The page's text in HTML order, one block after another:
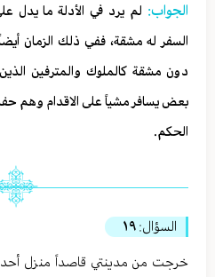
الجواب: لم يرد في الأدلة ما
السفر له مشقة، ففي ذلك الزمان
دون مشقة كالملوك والمترفين
بعض يسافر مشياً على الاقدام وهم
الحكم.
السؤال: ١٩
خرجت من مدينتي قاصداً منزل أحد